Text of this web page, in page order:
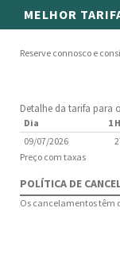
MELHOR
Reserve connosco e
Detalhe da tarifa para
Dia 1
09/07/2026
Preço com taxas
POLÍTICA DE
Os cancelamentos têm